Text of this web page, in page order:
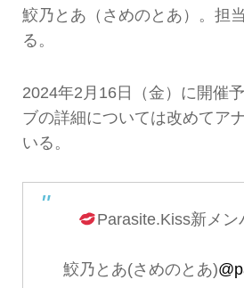
鮫乃とあ（さめのとあ）。担
る。
2024年2月16日（金）に開催
ブの詳細については改めてア
いる。
Parasite.Kiss新メン
鮫乃とあ(さめのとあ)